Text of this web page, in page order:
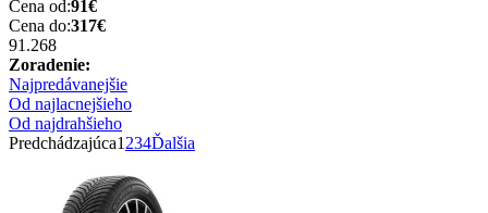
Cena od:91€
Cena do:317€
91.268
Zoradenie:
Najpredávanejšie
Od najlacnejšieho
Od najdrahšieho
Predchádzajúca1 234Ďalšia